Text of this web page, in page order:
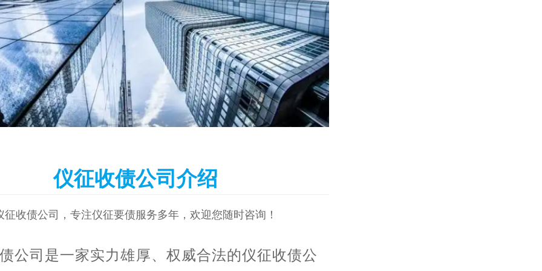
仪征收债公司介绍
征收债公司，专注仪征要债服务多年，欢迎您随时咨询！
公司是一家实力雄厚、权威合法的仪征收债公